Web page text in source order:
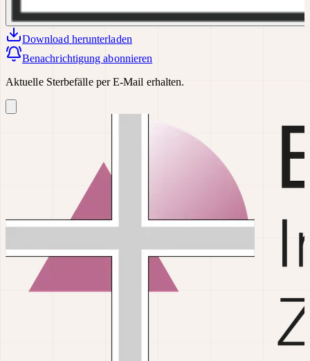
Download herunterladen
Benachrichtigung abonnieren
Aktuelle Sterbefälle per E-Mail erhalten.